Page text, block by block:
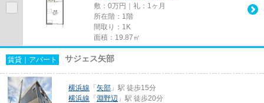
敷：0万円｜礼：1ヶ月
所在階：1階
間取り：1K
面積：19.87㎡
賃貸｜アパート サジェス矢部
横浜線 「矢部 」駅 徒歩15分
横浜線 「淵野辺 」駅 徒歩20分